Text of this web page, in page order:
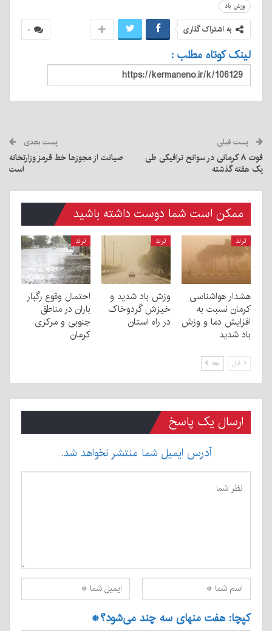
وزش باد
۰ به اشتراک گذاری
لینک کوتاه مطلب :
پست قبلی
فوت ۸ کرمانی در سوانح ترافیکی طی
یک هفته گذشته
پست بعدی
صیانت از مجوزها خط قرمز وزارتخانه
است
ممکن است شما دوست داشته باشید
ترند
هشدار هواشناسی
کرمان نسبت به
افزایش دما و وزش
باد شدید
ترند
وزش باد شدید و
خیزش گردوخاک
در راه استان
ترند
احتمال وقوع رگبار
باران در مناطق
جنوبی و مرکزی
کرمان
قبل بعد
ارسال یک پاسخ
آدرس ایمیل شما منتشر نخواهد شد.
کپچا: هفت منهای سه چند می‌شود؟*